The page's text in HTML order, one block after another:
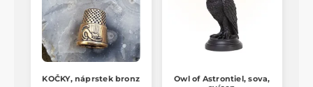
KOČKY, náprstek bronz
Owl of Astrontiel, sova,